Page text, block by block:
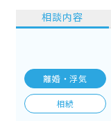
相談内容
離婚・浮気
相続